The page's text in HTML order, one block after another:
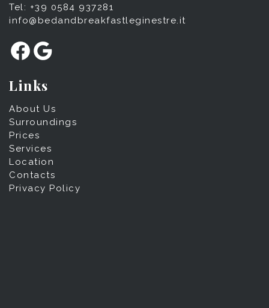
Tel: +39 0584 937281
info@bedandbreakfastleginestre.it
Facebook Google
Links
About Us
Surroundings
Prices
Services
Location
Contacts
Privacy Policy